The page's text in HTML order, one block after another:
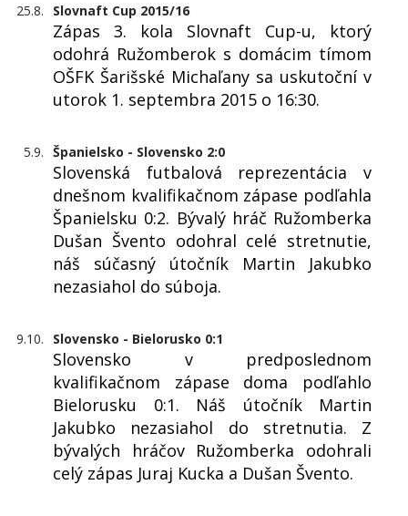
25.8. Slovnaft Cup 2015/16
Zápas 3. kola Slovnaft Cup-u, ktorý
odohrá Ružomberok s domácim tímom
OŠFK Šarišské Michaľany sa uskutoční v
utorok 1. septembra 2015 o 16:30.
5.9. Španielsko - Slovensko 2:0
Slovenská futbalová reprezentácia v
dnešnom kvalifikačnom zápase podľahla
Španielsku 0:2. Bývalý hráč Ružomberka
Dušan Švento odohral celé stretnutie,
náš súčasný útočník Martin Jakubko
nezasiahol do súboja.
9.10. Slovensko - Bielorusko 0:1
Slovensko v predposlednom
kvalifikačnom zápase doma podľahlo
Bielorusku 0:1. Náš útočník Martin
Jakubko nezasiahol do stretnutia. Z
bývalých hráčov Ružomberka odohrali
celý zápas Juraj Kucka a Dušan Švento.